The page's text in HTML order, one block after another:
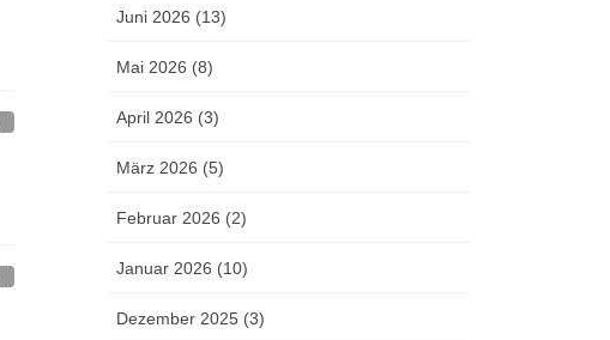
Juni 2026 (13)
Mai 2026 (8)
April 2026 (3)
März 2026 (5)
Februar 2026 (2)
Januar 2026 (10)
Dezember 2025 (3)